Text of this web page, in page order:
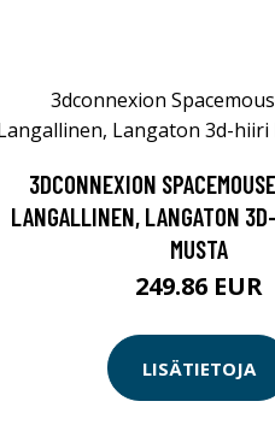
3DCONNEXION
LANGALLINEN, LANGATON
MUSTA
249.86 EUR
LISÄTIETOJA